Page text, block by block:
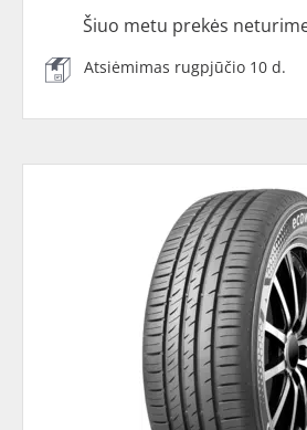
Šiuo metu prekės
Atsiėmimas rugpjūčio 10 d.